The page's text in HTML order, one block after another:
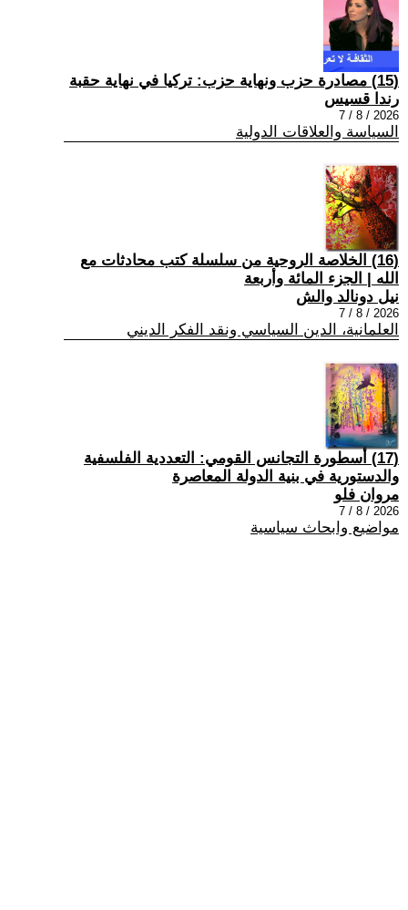
(15) مصادرة حزب ونهاية حزب: تركيا في نهاية حقبة
رندا قسيس
2026 / 8 / 7
السياسة والعلاقات الدولية
(16) الخلاصة الروحية من سلسلة كتب محادثات مع
الله | الجزء المائة وأربعة
نيل دونالد والش
2026 / 8 / 7
العلمانية، الدين السياسي ونقد الفكر الديني
(17) أسطورة التجانس القومي: التعددية الفلسفية
والدستورية في بنية الدولة المعاصرة
مروان فلو
2026 / 8 / 7
مواضيع وابحاث سياسية